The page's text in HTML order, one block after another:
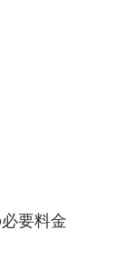
要料金